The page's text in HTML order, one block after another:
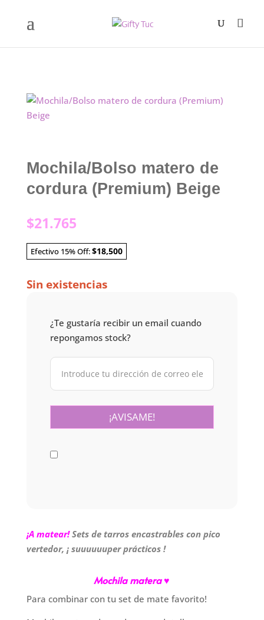
Mochila/Bolso matero de
cordura (Premium) Beige
$21.765
Efectivo 15% Off:$18,500
Sin existencias
¿Te gustaría recibir un email cuando
repongamos stock?
¡A matear! Sets de tarros encastrables con pico
vertedor, ¡ suuuuuuper prácticos !
Mochila matera ♥
Para combinar con tu set de mate favorito!